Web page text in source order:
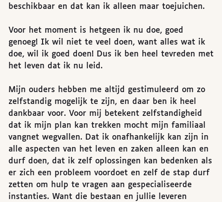
beschikbaar en dat kan ik alleen maar toejuichen.
Voor het moment is hetgeen ik nu doe, goed
genoeg! Ik wil niet te veel doen, want alles wat ik
doe, wil ik goed doen! Dus ik ben heel tevreden met
het leven dat ik nu leid.
Mijn ouders hebben me altijd gestimuleerd om zo
zelfstandig mogelijk te zijn, en daar ben ik heel
dankbaar voor. Voor mij betekent zelfstandigheid
dat ik mijn plan kan trekken mocht mijn familiaal
vangnet wegvallen. Dat ik onafhankelijk kan zijn in
alle aspecten van het leven en zaken alleen kan en
durf doen, dat ik zelf oplossingen kan bedenken als
er zich een probleem voordoet en zelf de stap durf
zetten om hulp te vragen aan gespecialiseerde
instanties. Want die bestaan en jullie leveren